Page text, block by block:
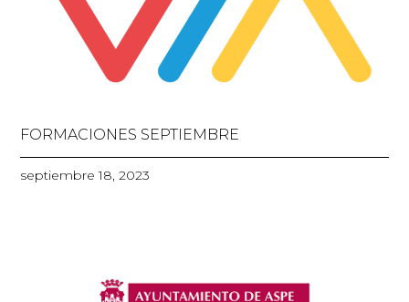
FORMACIONES SEPTIEMBRE
septiembre 18, 2023